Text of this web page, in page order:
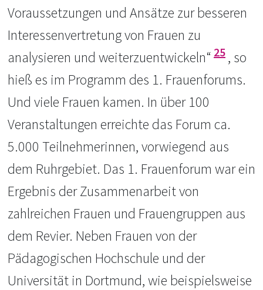
Voraussetzungen und Ansätze zur besseren
Interessenvertretung von Frauen zu
analysieren und weiterzuentwickeln“ 25 , so
hieß es im Programm des 1. Frauenforums.
Und viele Frauen kamen. In über 100
Veranstaltungen erreichte das Forum ca.
5.000 Teilnehmerinnen, vorwiegend aus
dem Ruhrgebiet. Das 1. Frauenforum war ein
Ergebnis der Zusammenarbeit von
zahlreichen Frauen und Frauengruppen aus
dem Revier. Neben Frauen von der
Pädagogischen Hochschule und der
Universität in Dortmund, wie beispielsweise